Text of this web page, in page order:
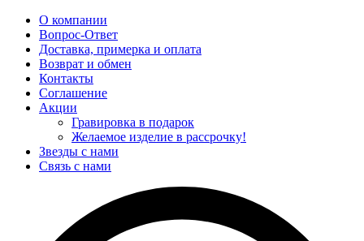
О компании
Вопрос-Ответ
Доставка, примерка и оплата
Возврат и обмен
Контакты
Соглашение
Акции
Гравировка в подарок
Желаемое изделие в рассрочку!
Звезды с нами
Связь с нами